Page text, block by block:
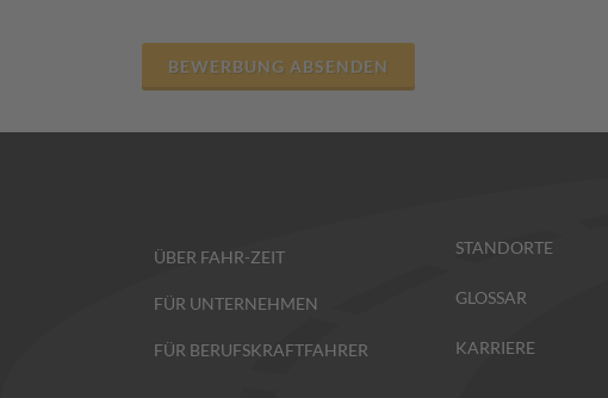
ÜBER FAHR-ZEIT
FÜR UNTERNEHMEN
FÜR BERUFSKRAFTFAHRER
STANDORTE
GLOSSAR
KARRIERE